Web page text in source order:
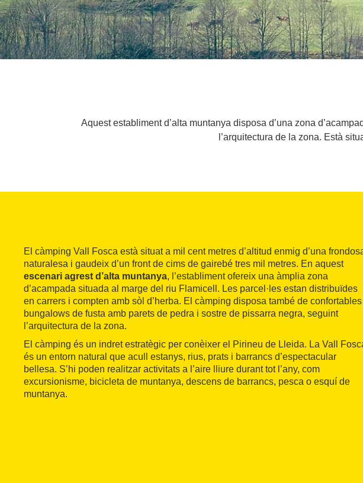
Aquest establiment d’alta muntanya disposa d’una zona
l’arquitectura de la zona. Està
El càmping Vall Fosca està situat a mil cent metres d’altitud enmig d’una
naturalesa i gaudeix d’un front de cims de gairebé tres mil metres. En aquest
escenari agrest d’alta muntanya, l’establiment ofereix una àmplia zona
d’acampada situada al marge del riu Flamicell. Les parcel·les estan distribuïdes
en carrers i compten amb sòl d’herba. El càmping disposa també de confortables
bungalows de fusta amb parets de pedra i sostre de pissarra negra, seguint
l’arquitectura de la zona.
El càmping és un indret estratègic per conèixer el Pirineu de Lleida. La Vall
és un entorn natural que acull estanys, rius, prats i barrancs d’espectacular
bellesa. S’hi poden realitzar activitats a l’aire lliure durant tot l’any, com
excursionisme, bicicleta de muntanya, descens de barrancs, pesca o esquí de
muntanya.